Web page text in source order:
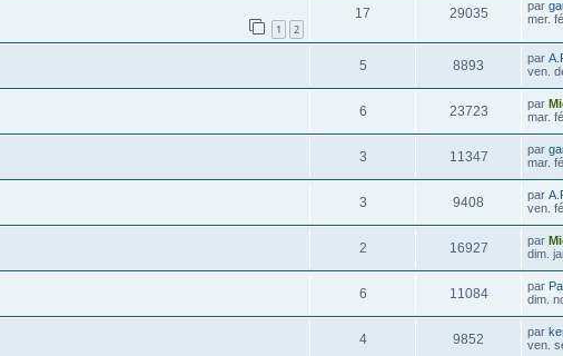
1 2
17 29035 par
mer.
5 8893 par
ven.
6 23723 par
mar.
3 11347 par
mar.
3 9408 par
ven.
2 16927 par
dim.
6 11084 par
dim.
4 9852 par
ven.